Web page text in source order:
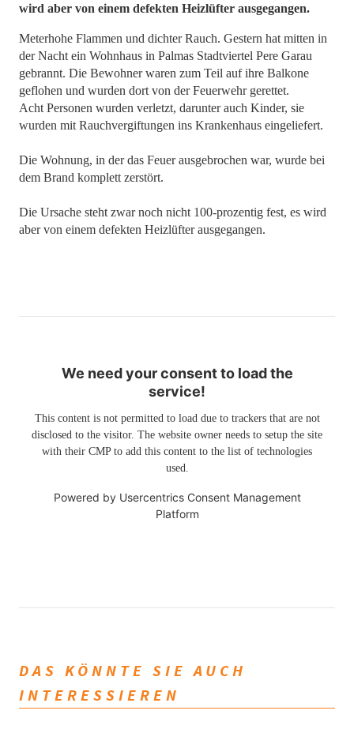
wird aber von einem defekten Heizlüfter ausgegangen.
Meterhohe Flammen und dichter Rauch. Gestern hat mitten in
der Nacht ein Wohnhaus in Palmas Stadtviertel Pere Garau
gebrannt. Die Bewohner waren zum Teil auf ihre Balkone
geflohen und wurden dort von der Feuerwehr gerettet.
Acht Personen wurden verletzt, darunter auch Kinder, sie
wurden mit Rauchvergiftungen ins Krankenhaus eingeliefert.
Die Wohnung, in der das Feuer ausgebrochen war, wurde bei
dem Brand komplett zerstört.
Die Ursache steht zwar noch nicht 100-prozentig fest, es wird
aber von einem defekten Heizlüfter ausgegangen.
We need your consent to load the
service!
This content is not permitted to load due to trackers that are not
disclosed to the visitor. The website owner needs to setup the site
with their CMP to add this content to the list of technologies
used.
Powered by Usercentrics Consent Management
Platform
DAS KÖNNTE SIE AUCH
INTERESSIEREN